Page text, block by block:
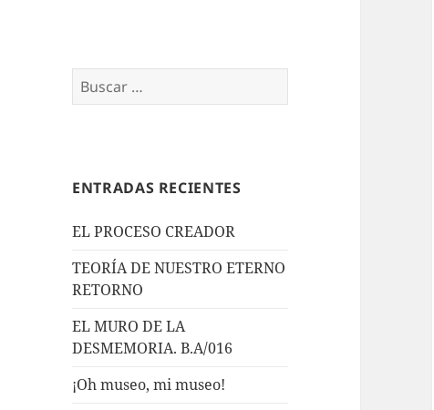
Buscar:
ENTRADAS RECIENTES
EL PROCESO CREADOR
TEORÍA DE NUESTRO ETERNO
RETORNO
EL MURO DE LA
DESMEMORIA. B.A/016
¡Oh museo, mi museo!